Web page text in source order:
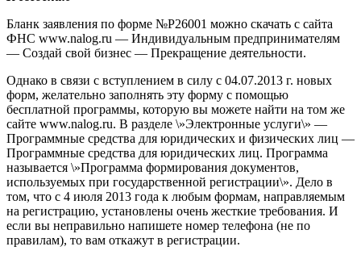
Бланк заявления по форме №Р26001 можно скачать с сайта
ФНС www.nalog.ru — Индивидуальным предпринимателям
— Создай свой бизнес — Прекращение деятельности.
Однако в связи с вступлением в силу с 04.07.2013 г. новых
форм, желательно заполнять эту форму с помощью
бесплатной программы, которую вы можете найти на том же
сайте www.nalog.ru. В разделе \»Электронные услуги\» —
Программные средства для юридических и физических лиц —
Программные средства для юридических лиц. Программа
называется \»Программа формирования документов,
используемых при государственной регистрации\». Дело в
том, что с 4 июля 2013 года к любым формам, направляемым
на регистрацию, установлены очень жесткие требования. И
если вы неправильно напишете номер телефона (не по
правилам), то вам откажут в регистрации.